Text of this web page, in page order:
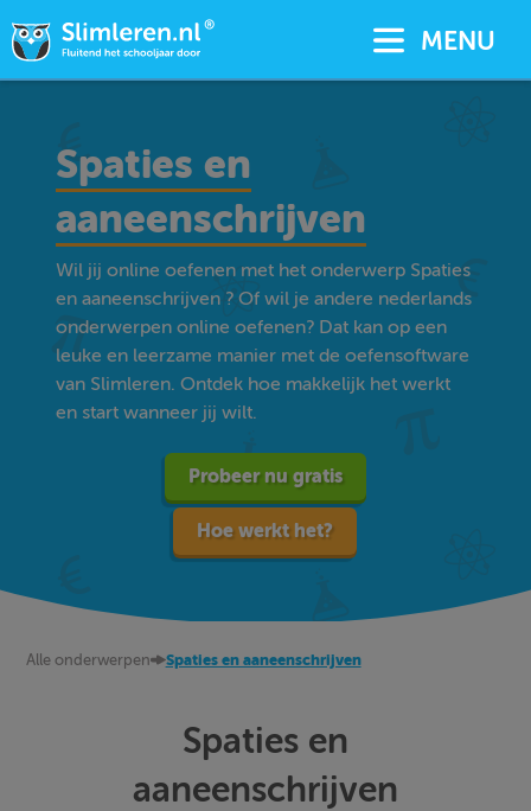
MENU
Spaties en
aaneenschrijven
Wil jij online oefenen met het onderwerp Spaties
en aaneenschrijven ? Of wil je andere nederlands
onderwerpen online oefenen? Dat kan op een
leuke en leerzame manier met de oefensoftware
van Slimleren. Ontdek hoe makkelijk het werkt
en start wanneer jij wilt.
Probeer nu gratis
Hoe werkt het?
Alle onderwerpen Spaties en aaneenschrijven
Spaties en
aaneenschrijven